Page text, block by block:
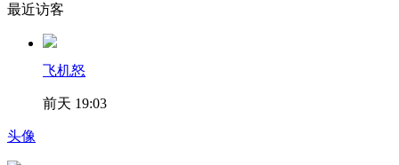
最近访客
飞机怒
前天 19:03
头像